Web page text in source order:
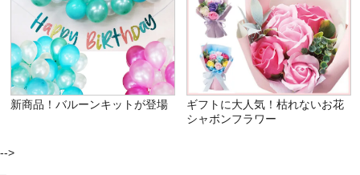
新商品！バルーンキットが登場
ギフトに大人気！枯れないお花
シャボンフラワー
-->